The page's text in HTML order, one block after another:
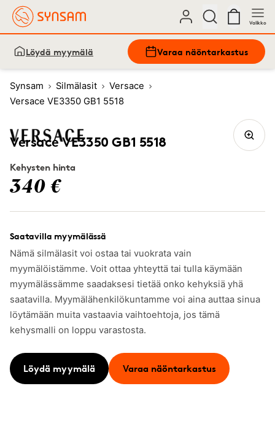
Valikko
Löydä myymälä Varaa näöntarkastus
Synsam Silmälasit
Versace
Versace VE3350 GB1 5518
Versace VE3350 GB1 5518
Kehysten hinta
340 €
Saatavilla myymälässä
Nämä silmälasit voi ostaa tai vuokrata vain
myymälöistämme. Voit ottaa yhteyttä tai tulla käymään
myymälässämme saadaksesi tietää onko kehyksiä yhä
saatavilla. Myymälähenkilökuntamme voi aina auttaa sinua
löytämään muita vastaavia vaihtoehtoja, jos tämä
kehysmalli on loppu varastosta.
Löydä myymälä Varaa näöntarkastus